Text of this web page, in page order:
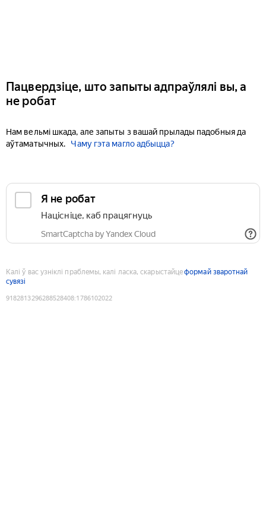
Пацвердзіце, што запыты адпраўлялі вы, а
не робат
Нам вельмі шкада, але запыты з вашай прылады падобныя да
аўтаматычных.
Чаму гэта магло адбыцца?
Я не робат
Націсніце, каб працягнуць
SmartCaptcha by Yandex Cloud
Калі ў вас узніклі праблемы, калі ласка, скарыстайцеформай зваротнай
сувязі
9182813296288528408:1786102022